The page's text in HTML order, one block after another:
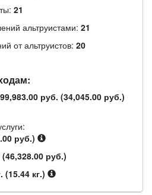
21
альтруистами: 21
от альтруистов: 20
руб. (34,045.00 руб.)
руб.)
руб.)
(15.44 кг.)